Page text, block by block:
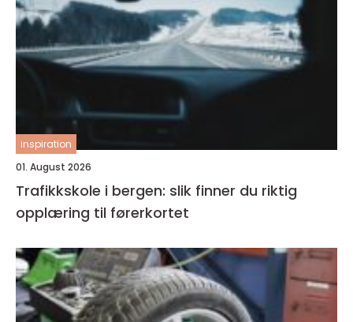
inspiration
01. August 2026
Trafikkskole i bergen: slik finner du riktig
opplæring til førerkortet